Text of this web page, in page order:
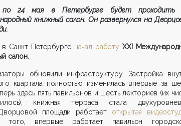
24 мая в Петербурге будет проходить
книжный салон. Он развернулся на
в Санкт-Петербурге начал работу XXI
салон.
обновили инфраструктуру. Застройка
квартала полностью изменилась впервые за
здесь пять павильонов и шесть лекториев (их
книжная терраса стала
площади работаетоткрытая
того, впервые работает павильон